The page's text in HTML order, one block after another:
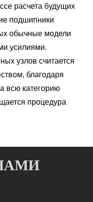
расчета будущих
подшипники
обычные модели
усилиями.
узлов считается
благодаря
всю категорию
процедура